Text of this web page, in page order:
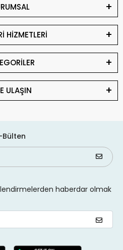
HİZMETLERİ
ULAŞIN
Bülten
haberdar olmak